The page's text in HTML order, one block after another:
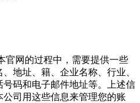
官网的过程中，需要提供一些
地址、籍、企业名称、行业、
码和电子邮件地址等。上述信
司用这些信息来管理您的账